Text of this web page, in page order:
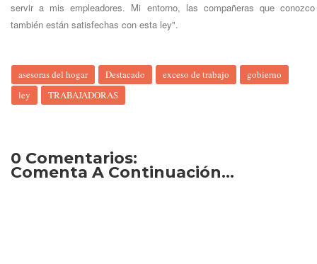
servir a mis empleadores. Mi entorno, las compañeras que conozco
también están satisfechas con esta ley".
asesoras del hogar Destacado exceso de trabajo
gobierno
ley
TRABAJADORAS
0 Comentarios:
Comenta A Continuación...